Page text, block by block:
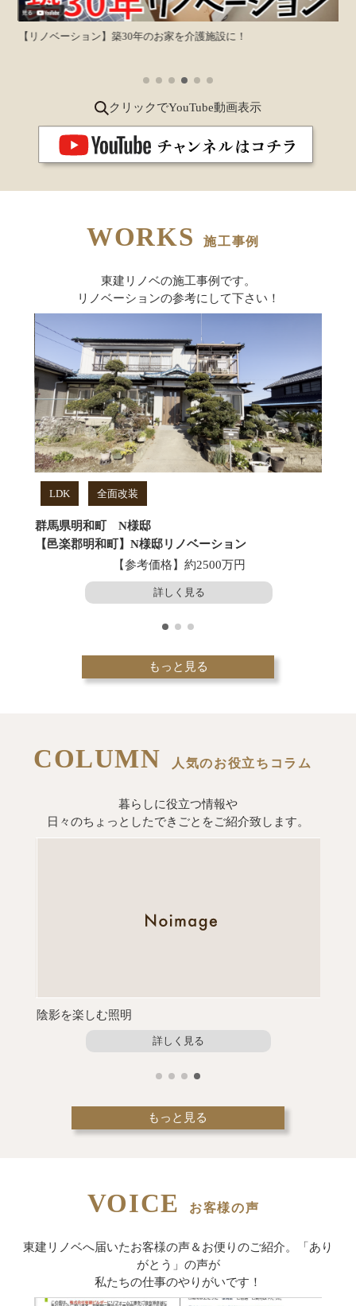
【リノベーション】築30年のお家を介護施設に！
クリックでYouTube動画表示
WORKS 施工事例
東建リノベの施工事例です。
リノベーションの参考にして下さい！
LDK 全面改装
群馬県明和町 N様邸
【邑楽郡明和町】N様邸リノベーション
【参考価格】約2500万円
詳しく見る
もっと見る
COLUMN 人気のお役立ちコラム
暮らしに役立つ情報や
日々のちょっとしたできごとをご紹介致します。
陰影を楽しむ照明
詳しく見る
もっと見る
VOICE お客様の声
東建リノベへ届いたお客様の声＆お便りのご紹介。
「あり
がとう」の声が
私たちの仕事のやりがいです！